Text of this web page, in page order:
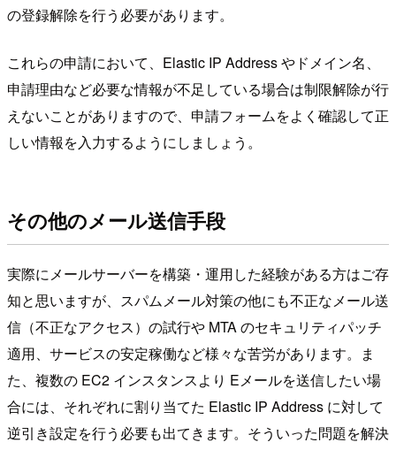
の登録解除を行う必要があります。
これらの申請において、Elastic IP Address やドメイン名、
申請理由など必要な情報が不足している場合は制限解除が行
えないことがありますので、申請フォームをよく確認して正
しい情報を入力するようにしましょう。
その他のメール送信手段
実際にメールサーバーを構築・運用した経験がある方はご存
知と思いますが、スパムメール対策の他にも不正なメール送
信（不正なアクセス）の試行や MTA のセキュリティパッチ
適用、サービスの安定稼働など様々な苦労があります。ま
た、複数の EC2 インスタンスより Eメールを送信したい場
合には、それぞれに割り当てた Elastic IP Address に対して
逆引き設定を行う必要も出てきます。そういった問題を解決